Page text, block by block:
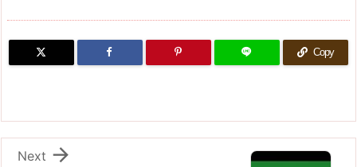
Copy

Next